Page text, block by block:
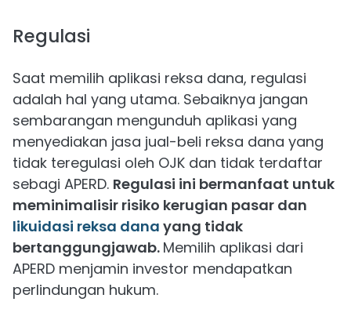
Regulasi
Saat memilih aplikasi reksa dana, regulasi
adalah hal yang utama. Sebaiknya jangan
sembarangan mengunduh aplikasi yang
menyediakan jasa jual-beli reksa dana yang
tidak teregulasi oleh OJK dan tidak terdaftar
sebagi APERD. Regulasi ini bermanfaat untuk
meminimalisir risiko kerugian pasar dan
likuidasi reksa dana yang tidak
bertanggungjawab. Memilih aplikasi dari
APERD menjamin investor mendapatkan
perlindungan hukum.